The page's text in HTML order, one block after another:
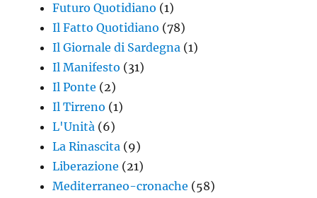
Futuro Quotidiano (1)
Il Fatto Quotidiano (78)
Il Giornale di Sardegna (1)
Il Manifesto (31)
Il Ponte (2)
Il Tirreno (1)
L'Unità (6)
La Rinascita (9)
Liberazione (21)
Mediterraneo-cronache (58)